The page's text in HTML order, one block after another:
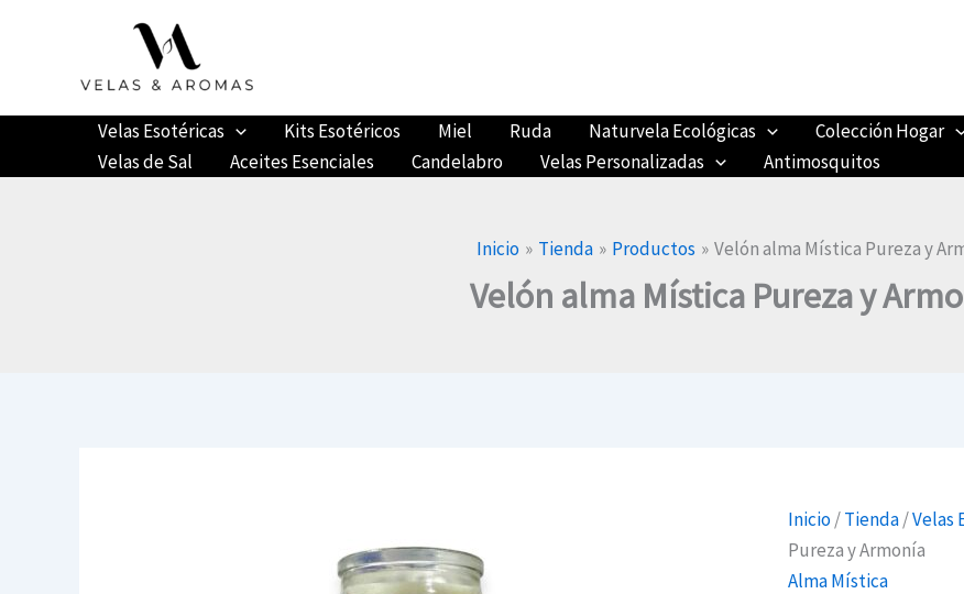
Velas Esotéricas Kits Esotéricos Miel Ruda Naturvela Ecológicas Colección Hogar
Velas de Sal
Aceites Esenciales Candelabro Velas Personalizadas Antimosquitos
Inicio Tienda Productos Velón alma Mística Pureza y
Velón alma Mística Pureza y
Inicio/Tienda/Velas
Pureza y Armonía
Alma Mística